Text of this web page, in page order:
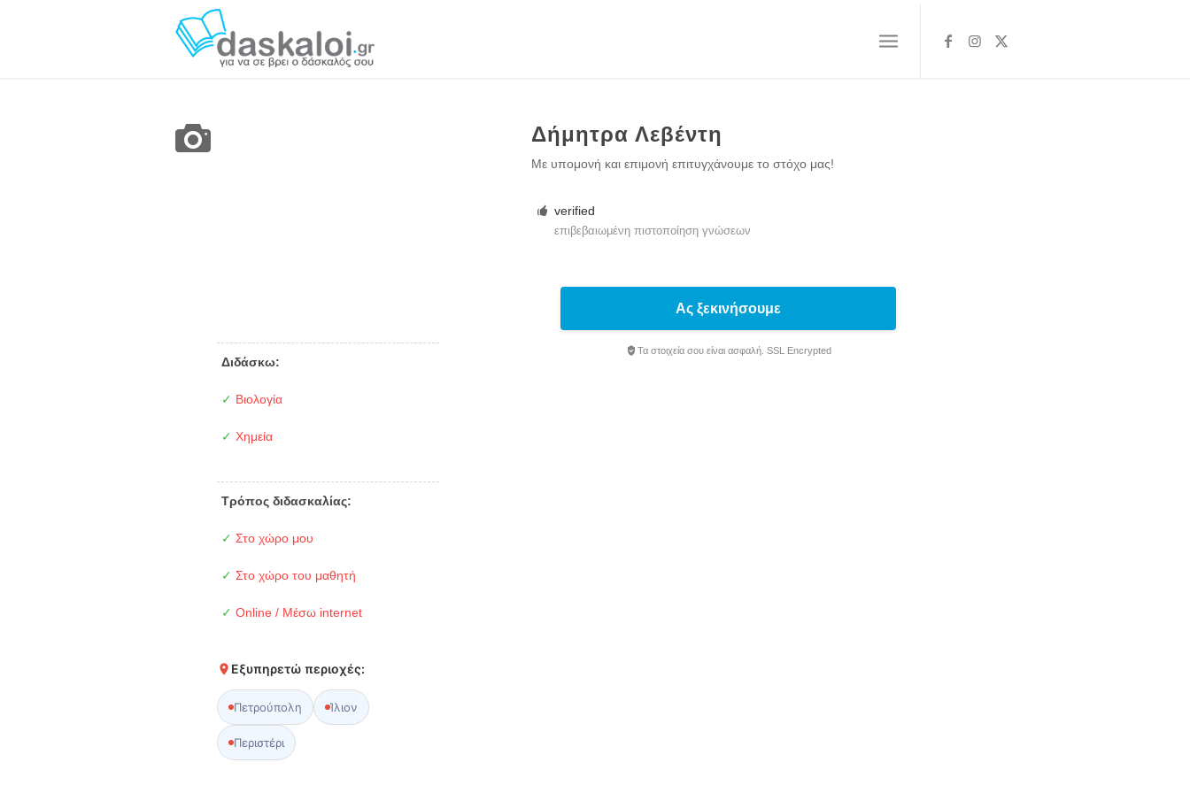
Δήμητρα Λεβέντη
Με υπομονή και επιμονή επιτυγχάνουμε το στόχο μας!
verified
επιβεβαιωμένη πιστοποίηση γνώσεων
Διδάσκω:
✓ Βιολογία
✓ Χημεία
Τρόπος διδασκαλίας:
✓ Στο χώρο μου
✓ Στο χώρο του μαθητή
✓ Online / Μέσω internet
Εξυπηρετώ περιοχές:
Πετρούπολη Ίλιον
Περιστέρι
Ας ξεκινήσουμε
Τα στοιχεία σου είναι ασφαλή. SSL Encrypted